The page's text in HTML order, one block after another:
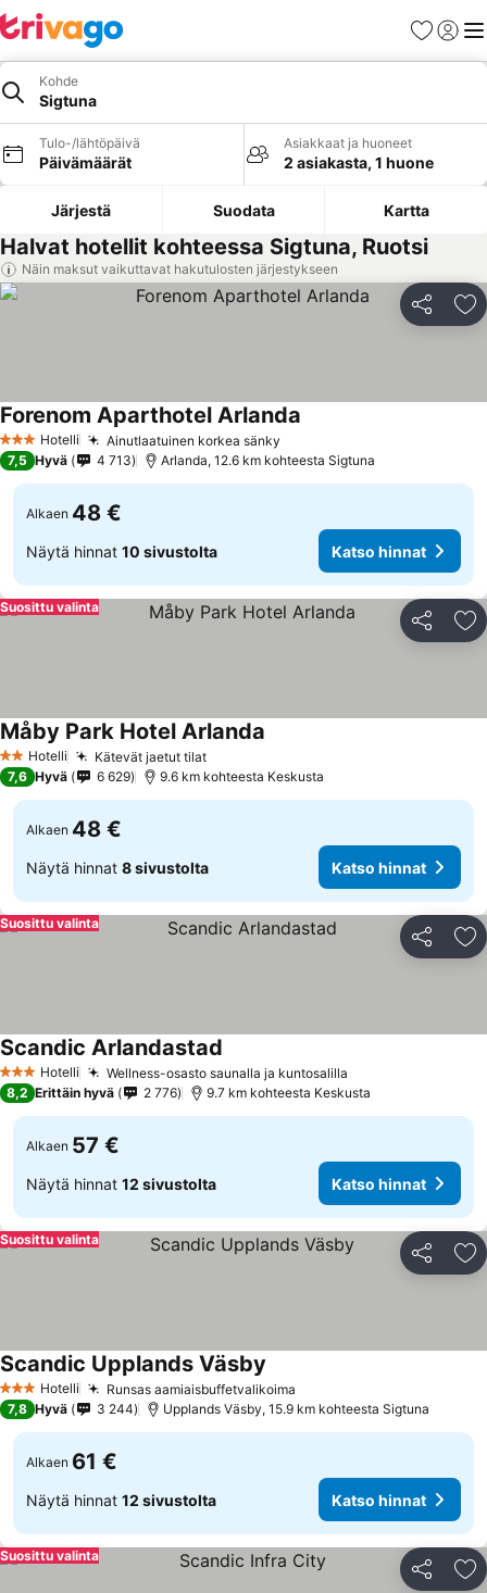
Suosikit
Kohde
Sigtuna
Tulo-/lähtöpäivä
Päivämäärät
Asiakkaat ja huoneet
2 asiakasta, 1 huone
Järjestä Suodata Kartta
Halvat hotellit kohteessa Sigtuna, Ruotsi
Näin maksut vaikuttavat hakutulosten järjestykseen
Jaa
3 Tähtiluokitus
Hotelli Ainutlaatuinen korkea sänky
Forenom Aparthotel Arlanda
7,5 Hyvä 4 713 Arlanda, 12.6 km kohteesta Sigtuna
Alkaen 48 €
Näytä hinnat 10 sivustolta Katso hinnat
Jaa
Suosittu valinta
2 Tähtiluokitus
Hotelli Kätevät jaetut tilat
Måby Park Hotel Arlanda
7,6 Hyvä 6 629 9.6 km kohteesta Keskusta
Alkaen 48 €
Näytä hinnat 8 sivustolta Katso hinnat
Jaa
Suosittu valinta
3 Tähtiluokitus
Hotelli Wellness-osasto saunalla ja kuntosalilla
Scandic Arlandastad
8,2 Erittäin hyvä 2 776 9.7 km kohteesta Keskusta
Alkaen 57 €
Näytä hinnat 12 sivustolta Katso hinnat
Jaa
Suosittu valinta
3 Tähtiluokitus
Hotelli Runsas aamiaisbuffetvalikoima
Scandic Upplands Väsby
7,8 Hyvä 3 244 Upplands Väsby, 15.9 km kohteesta Sigtuna
Alkaen 61 €
Näytä hinnat 12 sivustolta Katso hinnat
Jaa
Suosittu valinta